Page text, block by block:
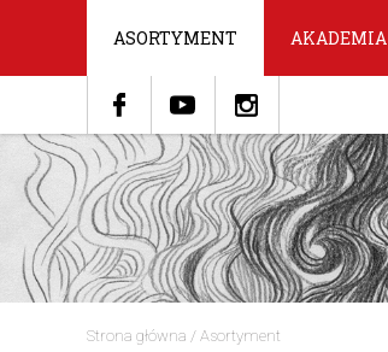
ASORTYMENT AKADEMIA
Strona główna / Asortyment